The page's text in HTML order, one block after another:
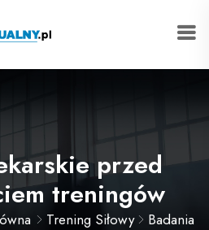
przed
treningów
Trening Siłowy
Badania